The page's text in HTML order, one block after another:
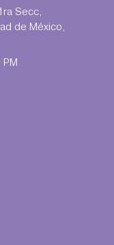
Secc,
de México,